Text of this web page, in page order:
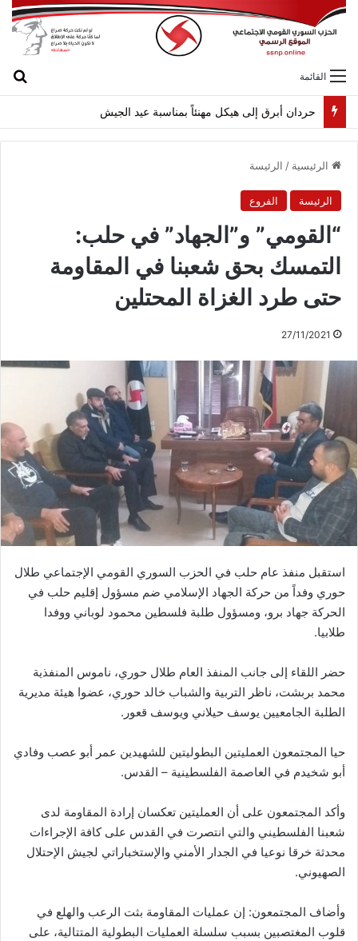
القائمة
حردان أبرق إلى هيكل مهنئاً بمناسبة عيد الجيش
الرئيسية / الرئيسة
الرئيسة الفروع
“القومي” و”الجهاد” في حلب:
التمسك بحق شعبنا في المقاومة
حتى طرد الغزاة المحتلين
27/11/2021
استقبل منفذ عام حلب في الحزب السوري القومي الإجتماعي طلال
حوري وفداً من حركة الجهاد الإسلامي ضم مسؤول إقليم حلب في
الحركة جهاد برو، ومسؤول طلبة فلسطين محمود لوباني ووفدا
طلابيا.
حضر اللقاء إلى جانب المنفذ العام طلال حوري، ناموس المنفذية
محمد بربشت، ناظر التربية والشباب خالد حوري، عضوا هيئة مديرية
الطلبة الجامعيين يوسف حيلاني ويوسف قعور.
حيا المجتمعون العمليتين البطوليتين للشهيدين عمر أبو عصب وفادي
أبو شخيدم في العاصمة الفلسطينية – القدس.
وأكد المجتمعون على أن العمليتين تعكسان إرادة المقاومة لدى
شعبنا الفلسطيني والتي انتصرت في القدس على كافة الإجراءات
محدثة خرقا نوعيا في الجدار الأمني والإستخباراتي لجيش الإحتلال
الصهيوني.
وأضاف المجتمعون: إن عمليات المقاومة بثت الرعب والهلع في
قلوب المغتصبين بسبب سلسلة العمليات البطولية المتتالية، على